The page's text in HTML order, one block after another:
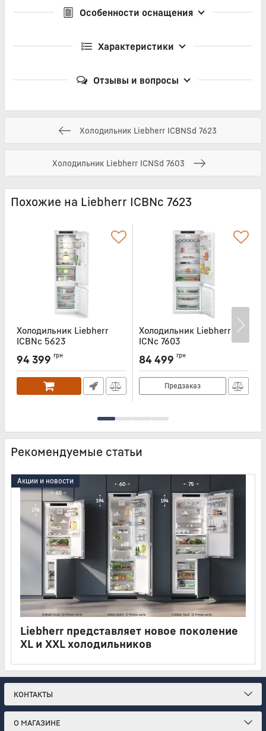
Особенности оснащения
Характеристики
Отзывы и вопросы
Холодильник Liebherr ICBNSd 7623
Холодильник Liebherr ICNSd 7603
Похожие на Liebherr ICBNc 7623
Холодильник Liebherr
ICBNc 5623
ICBNC5623
94 399 грн
Холодильник Liebherr
ICNc 7603
ICNC7603
84 499 грн
Предзаказ
Рекомендуемые статьи
Акции и новости
Liebherr представляет новое поколение
XL и XXL холодильников
Liebherr расширяет линейку встраиваемой техники сразу
КОНТАКТЫ
О МАГАЗИНЕ